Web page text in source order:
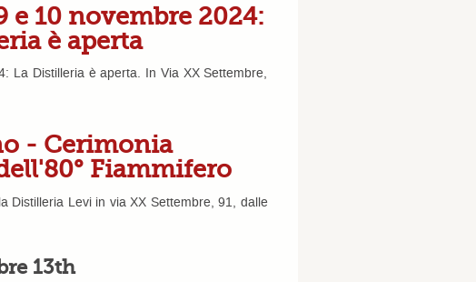
10 novembre 2024:
è aperta
La Distilleria è aperta. In Via XX Settembre,
- Cerimonia
Fiammifero
Distilleria Levi in via XX Settembre, 91, dalle
13th